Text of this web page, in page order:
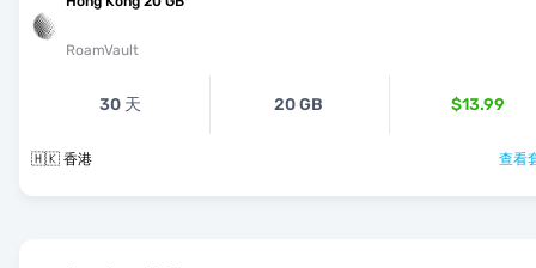
RoamVault
30 天 20 GB $13.99
🇭🇰 香港 查看